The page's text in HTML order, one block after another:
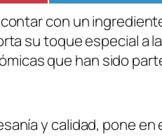
con un
su toque especial a
que han sido
y calidad, pone en